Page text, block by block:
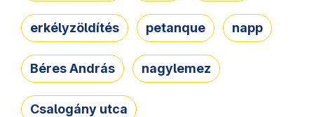
erkélyzöldítés petanque napp
Béres András nagylemez
Csalogány utca